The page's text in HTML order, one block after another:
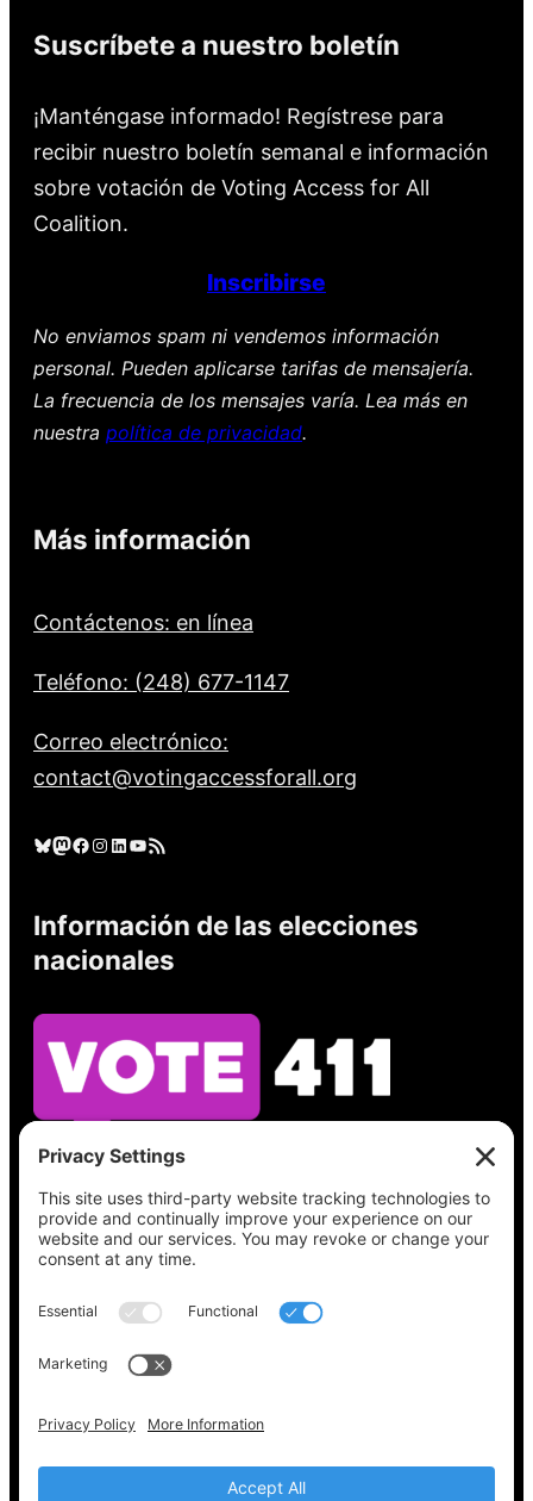
Suscríbete a nuestro boletín
¡Manténgase informado! Regístrese para
recibir nuestro boletín semanal e información
sobre votación de Voting Access for All
Coalition.
Inscribirse
No enviamos spam ni vendemos información
personal. Pueden aplicarse tarifas de mensajería.
La frecuencia de los mensajes varía. Lea más en
nuestra política de privacidad.
Más información
Contáctenos: en línea
Teléfono: (248) 677-1147
Correo electrónico:
contact@votingaccessforall.org
Cielo azul Mastodonte Facebook Instagram LinkedIn YouTube Feed RSS
Información de las elecciones
nacionales
Vea lo que hay en su boleta, encuentre su
lugar de votación, verifique el estado de su
registro y obtenga toda la información
electoral que necesita enVote411.org.
Por favor no utilice:
Derechos de autor © 2022-2024 Coalición de